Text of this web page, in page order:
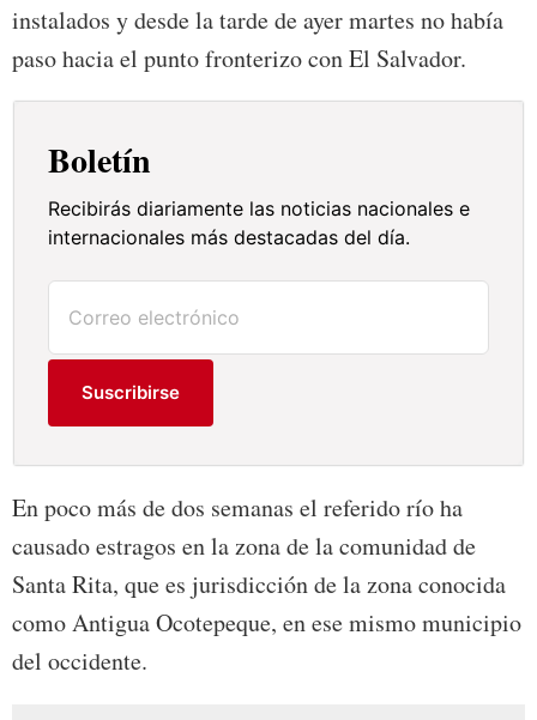
instalados y desde la tarde de ayer martes no había
paso hacia el punto fronterizo con El Salvador.
Boletín
Recibirás diariamente las noticias nacionales e
internacionales más destacadas del día.
Suscribirse
En poco más de dos semanas el referido río ha
causado estragos en la zona de la comunidad de
Santa Rita, que es jurisdicción de la zona conocida
como Antigua Ocotepeque, en ese mismo municipio
del occidente.